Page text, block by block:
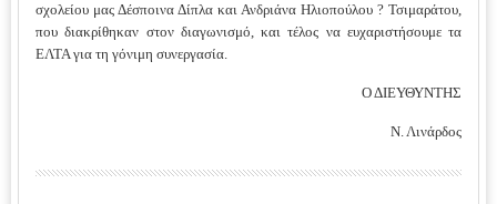
σχολείου μας Δέσποινα Δίπλα και Ανδριάνα Ηλιοπούλου ? Τσιμαράτου,
που διακρίθηκαν στον διαγωνισμό, και τέλος να ευχαριστήσουμε τα
ΕΛΤΑ για τη γόνιμη συνεργασία.
Ο ΔΙΕΥΘΥΝΤΗΣ
Ν. Λινάρδος